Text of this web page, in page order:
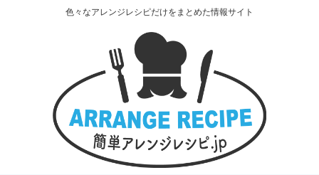
色々なアレンジレシピだけをまとめた情報サイト